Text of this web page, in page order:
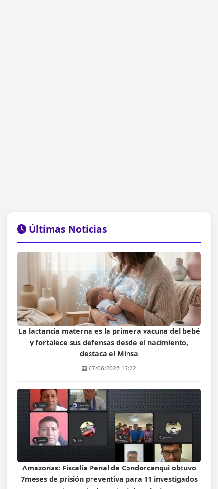
Últimas Noticias
La lactancia materna es la primera vacuna del bebé
y fortalece sus defensas desde el nacimiento,
destaca el Minsa
07/08/2026 17:22
Amazonas: Fiscalía Penal de Condorcanqui obtuvo
7meses de prisión preventiva para 11 investigados